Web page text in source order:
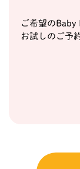
ご希望のBaby
お試しのご予